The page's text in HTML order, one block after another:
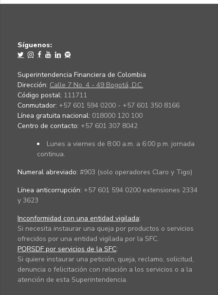
Síguenos:
Superintendencia Financiera de Colombia
Dirección: Calle 7 No. 4 - 49 Bogotá, D.C.
Código postal: 111711
Conmutador: +57 601 594 0200 - +57 601 350 8166
Línea gratuita nacional: 018000 120 100
Centro de contacto: +57 601 307 8042
Lunes a viernes de 8:00 a.m. a 6:00 p.m. jornada
continua.
Numeral abreviado: #903 (solo operadores Claro y Tigo)
Línea anticorrupción: +57 601 594 0200 extensiones 2334
y 3623
Inconformidad con una entidad vigilada:
Si necesita instaurar una queja por productos o servicios
ofrecidos por una entidad vigilada por la SFC.
PQRSDF por servicios de la SFC:
Si quiere instaurar una petición, queja, reclamo, solicitud,
denuncia o felicitación con relación a los servicios o a la
atención de esta Superintendencia.